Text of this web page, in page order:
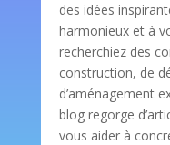
des idées
harmonieux et à
recherchiez des
construction, de
d’aménagement
blog regorge
vous aider à